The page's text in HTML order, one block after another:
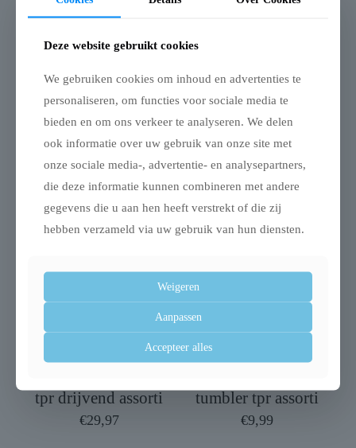
– Met reflecterende details voor betere zichtbaarheid
Afmetingen: 10 m x 1,5 cm
De Zolux Bivouak Sleeplijn is verkrijgbaar in drie lengtes:
5, 10 en 15 meter.
Gerelateerde producten
tpr drijvend assorti
€29,97
tumbler tpr assorti
€9,99
Deze website gebruikt cookies
We gebruiken cookies om inhoud en advertenties te
personaliseren, om functies voor sociale media te
bieden en om ons verkeer te analyseren. We delen
ook informatie over uw gebruik van onze site met
onze sociale media-, advertentie- en analysepartners,
die deze informatie kunnen combineren met andere
gegevens die u aan hen heeft verstrekt of die zij
hebben verzameld via uw gebruik van hun diensten.
Weigeren
Aanpassen
Accepteer alles